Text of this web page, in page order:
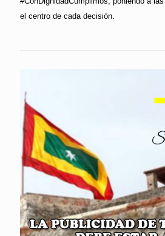
el centro de cada decisión.